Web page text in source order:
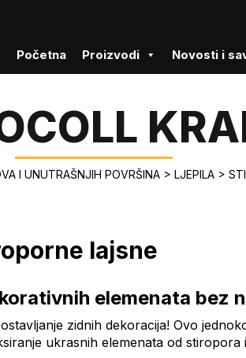
Početna Proizvodi Novosti i
I UNUTRAŠNJIH POVRŠINA> LJEPILA>
lajsne
elemenata bez
zidnih dekoracija! Ovo
ukrasnih elemenata od